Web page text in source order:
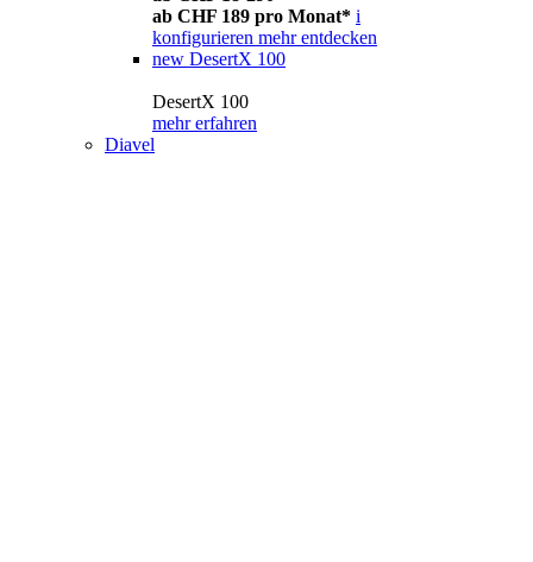
ab CHF 189 pro Monat* i
konfigurieren mehr entdecken
new DesertX 100
DesertX 100
mehr erfahren
Diavel